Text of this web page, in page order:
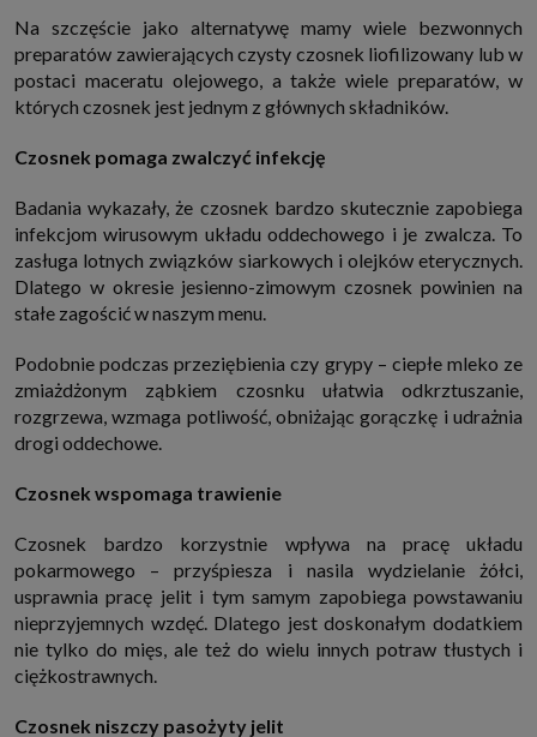
Cię reklamy (np. produktu, którego możesz potrzebować) reklamodawcy i
ich przedstawiciele chcieliby mieć możliwość przetwarzania Twoich
danych związanych z odwiedzanymi przez Ciebie stronami
internetowymi. Udzielenie takiej zgody jest dobrowolne, nie musisz jej
udzielać, nie pozbawi Cię to dostępu do naszych usług. Masz również
możliwość ograniczenia zakresu lub zmiany zgody w dowolnym
Twoje dane przetwarzane będą do czasu istnienia podstawy do ich
cofnięcia, ograniczenia lub innych działań z Twojej strony ograniczających
tę zgodę, w przypadku niezbędności danych do wykonania umowy, przez
czas jej wykonywania i ewentualnie okres przedawnienia roszczeń z niej
(zwykle nie więcej niż 3 lata, a maksymalnie 10 lat), a w przypadku, gdy
podstawą przetwarzania danych jest uzasadniony interes administratora,
do czasu zgłoszenia przez Ciebie skutecznego sprzeciwu.
Przekazywanie danych
księgowym, agencjom marketingowym etc. Zrobią to jedynie na
podstawie umowy o powierzenie przetwarzania danych zobowiązującej
taki podmiot do odpowiedniego zabezpieczenia danych i niekorzystania z
nich do własnych celów.
Cookies
np. cookie lub local storage do zbierania i przetwarzania danych
wykorzystują również podmioty z Grupy SAGIER oraz nasi Zaufani
Partnerzy, którzy także chcą dopasowywać reklamy do Twoich preferencji.
Cookies to dane informatyczne zapisywane w plikach i przechowywane na
Twoim urządzeniu końcowym (tj. twój komputer, tablet, smartphone itp.),
które przeglądarka wysyła do serwera przy każdorazowym wejściu na
stronę z tego urządzenia, podczas gdy odwiedzasz strony w Internecie.
Szczegółową informację na temat plików cookie i ich funkcjonowania
znajdziesz pod tym linkiem
o tym jak zmienić ustawienia przeglądarki, aby ograniczyć lub wyłączyć
urządzenia.
Na szczęście jako alternatywę mamy wiele bezwonnych
preparatów zawierających czysty czosnek liofilizowany lub w
postaci maceratu olejowego, a także wiele preparatów, w
których czosnek jest jednym z głównych składników.
Czosnek pomaga zwalczyć infekcję
Badania wykazały, że czosnek bardzo skutecznie zapobiega
infekcjom wirusowym układu oddechowego i je zwalcza. To
zasługa lotnych związków siarkowych i olejków eterycznych.
Dlatego w okresie jesienno-zimowym czosnek powinien na
stałe zagościć w naszym menu.
Podobnie podczas przeziębienia czy grypy – ciepłe mleko ze
zmiażdżonym ząbkiem czosnku ułatwia odkrztuszanie,
rozgrzewa, wzmaga potliwość, obniżając gorączkę i udrażnia
drogi oddechowe.
Czosnek wspomaga trawienie
Czosnek bardzo korzystnie wpływa na pracę układu
pokarmowego – przyśpiesza i nasila wydzielanie żółci,
usprawnia pracę jelit i tym samym zapobiega powstawaniu
nieprzyjemnych wzdęć. Dlatego jest doskonałym dodatkiem
nie tylko do mięs, ale też do wielu innych potraw tłustych i
ciężkostrawnych.
Czosnek niszczy pasożyty jelit